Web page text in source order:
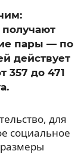
пары — по
действует
357 до 471
для
социальное